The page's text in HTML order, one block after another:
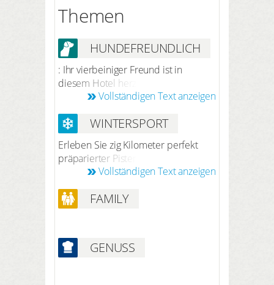
Themen
HUNDEFREUNDLICH
: Ihr vierbeiniger Freund ist in
diesem Hotel herzlich willkommen.
Nach vorheriger Anmeldung bei der
Hunde bis 7 kg 250 CZK pro
Hund/Nacht (ohne Futter).
Vollständigen Text anzeigen
WINTERSPORT
Erleben Sie zig Kilometer perfekt
präparierter Pisten auf dem Klínovec,
dem höchsten Berg des Gebirges.
gemütliche, kleine Skigebiet Plešivec.
Skipässe für beide Skigebiete
an der Rezeption. Außerdem bieten
die Wälder und Ebenen des
Vollständigen Text anzeigen
FAMILY
GENUSS